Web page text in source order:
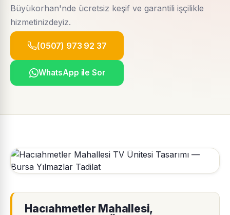
Büyükorhan'nde ücretsiz keşif ve garantili işçilikle
hizmetinizdeyiz.
(0507) 973 92 37
WhatsApp ile Sor
Hacıahmetler Mahallesi,